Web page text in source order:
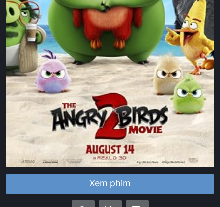
Xem phim